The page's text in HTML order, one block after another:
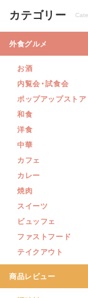
カテゴリー
外食グルメ
お酒
内覧会・試食会
ポップアップストア
和食
洋食
中華
カフェ
カレー
焼肉
スイーツ
ビュッフェ
ファストフード
テイクアウト
商品レビュー